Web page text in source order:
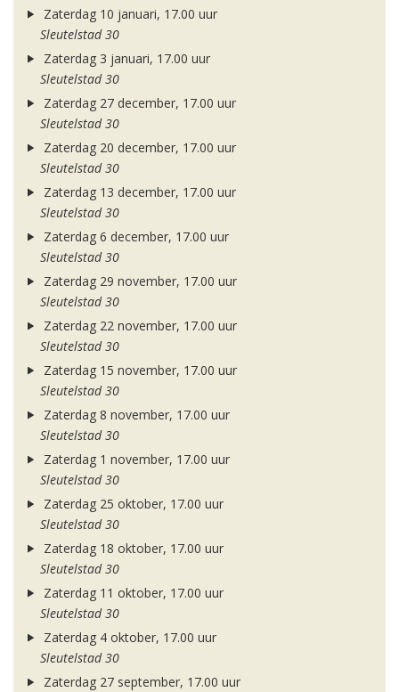
Zaterdag 10 januari, 17.00 uur
Sleutelstad 30
Zaterdag 3 januari, 17.00 uur
Sleutelstad 30
Zaterdag 27 december, 17.00 uur
Sleutelstad 30
Zaterdag 20 december, 17.00 uur
Sleutelstad 30
Zaterdag 13 december, 17.00 uur
Sleutelstad 30
Zaterdag 6 december, 17.00 uur
Sleutelstad 30
Zaterdag 29 november, 17.00 uur
Sleutelstad 30
Zaterdag 22 november, 17.00 uur
Sleutelstad 30
Zaterdag 15 november, 17.00 uur
Sleutelstad 30
Zaterdag 8 november, 17.00 uur
Sleutelstad 30
Zaterdag 1 november, 17.00 uur
Sleutelstad 30
Zaterdag 25 oktober, 17.00 uur
Sleutelstad 30
Zaterdag 18 oktober, 17.00 uur
Sleutelstad 30
Zaterdag 11 oktober, 17.00 uur
Sleutelstad 30
Zaterdag 4 oktober, 17.00 uur
Sleutelstad 30
Zaterdag 27 september, 17.00 uur